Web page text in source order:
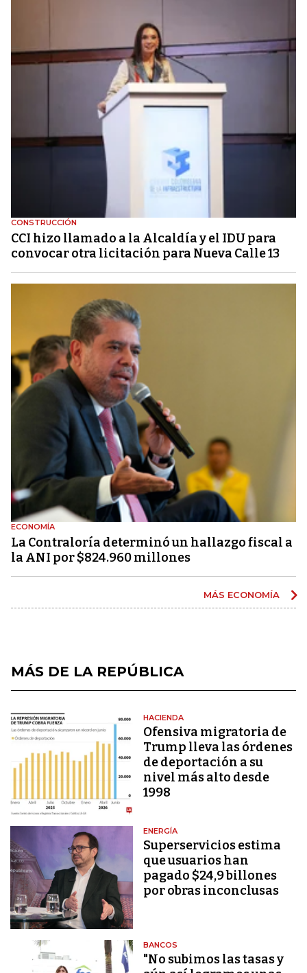
CONSTRUCCIÓN
CCI hizo llamado a la Alcaldía y el IDU para
convocar otra licitación para Nueva Calle 13
ECONOMÍA
La Contraloría determinó un hallazgo fiscal a
la ANI por $824.960 millones
MÁS ECONOMÍA
MÁS DE LA REPÚBLICA
HACIENDA
Ofensiva migratoria de
Trump lleva las órdenes
de deportación a su
nivel más alto desde
1998
ENERGÍA
Superservicios estima
que usuarios han
pagado $24,9 billones
por obras inconclusas
BANCOS
"No subimos las tasas y